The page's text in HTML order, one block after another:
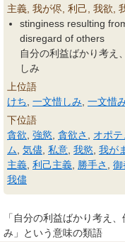
主義, 我が侭, 利己, 我欲,
stinginess resulting
disregard of others
自分の利益ばかり考え
しみ
上位語
けち 一文惜しみ 一文惜
下位語
貪欲 強慾 貪欲さ オポ
ム 気儘 私意 我慾 我が
主義 利己主義 勝手さ 御
我儘
「自分の利益ばかり考え
み」という意味の類語